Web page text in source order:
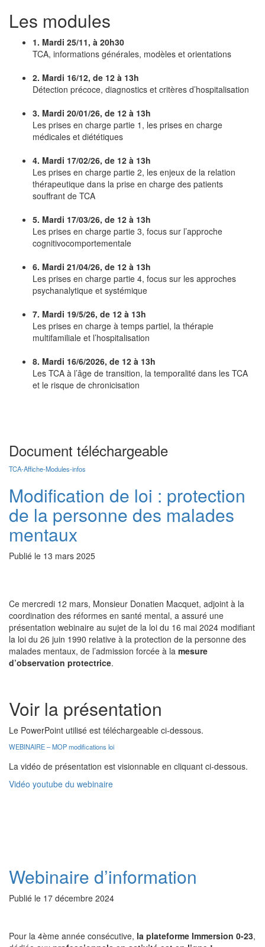
Les modules
1. Mardi 25/11, à 20h30
TCA, informations générales, modèles et orientations
2. Mardi 16/12, de 12 à 13h
Détection précoce, diagnostics et critères d’hospitalisation
3. Mardi 20/01/26, de 12 à 13h
Les prises en charge partie 1, les prises en charge
médicales et diététiques
4. Mardi 17/02/26, de 12 à 13h
Les prises en charge partie 2, les enjeux de la relation
thérapeutique dans la prise en charge des patients
souffrant de TCA
5. Mardi 17/03/26, de 12 à 13h
Les prises en charge partie 3, focus sur l’approche
cognitivocomportementale
6. Mardi 21/04/26, de 12 à 13h
Les prises en charge partie 4, focus sur les approches
psychanalytique et systémique
7. Mardi 19/5/26, de 12 à 13h
Les prises en charge à temps partiel, la thérapie
multifamiliale et l’hospitalisation
8. Mardi 16/6/2026, de 12 à 13h
Les TCA à l’âge de transition, la temporalité dans les TCA
et le risque de chronicisation
Document téléchargeable
TCA-Affiche-Modules-infos
Modification de loi : protection
de la personne des malades
mentaux
Publié le 13 mars 2025
Ce mercredi 12 mars, Monsieur Donatien Macquet, adjoint à la
coordination des réformes en santé mental, a assuré une
présentation webinaire au sujet de la loi du 16 mai 2024 modifiant
la loi du 26 juin 1990 relative à la protection de la personne des
malades mentaux, de l’admission forcée à la mesure
d’observation protectrice.
Voir la présentation
Le PowerPoint utilisé est téléchargeable ci-dessous.
WEBINAIRE – MOP modifications loi
La vidéo de présentation est visionnable en cliquant ci-dessous.
Vidéo youtube du webinaire
Webinaire d’information
Publié le 17 décembre 2024
Pour la 4ème année consécutive, la plateforme Immersion 0-23,